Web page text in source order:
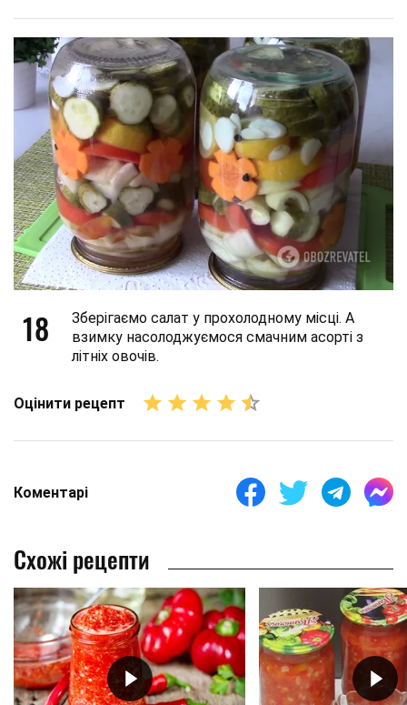
18
Зберігаємо салат у прохолодному місці. А
взимку насолоджуємося смачним асорті з
літніх овочів.
Оцінити рецепт
Коментарі
Схожі рецепти